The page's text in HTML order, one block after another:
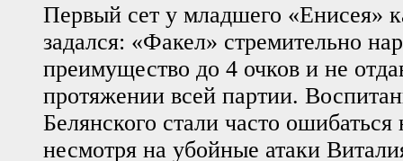
Первый сет у младшего «Енисея»
задался: «Факел» стремительно
преимущество до 4 очков и не
протяжении всей партии.
Белянского стали часто
несмотря на убойные атаки